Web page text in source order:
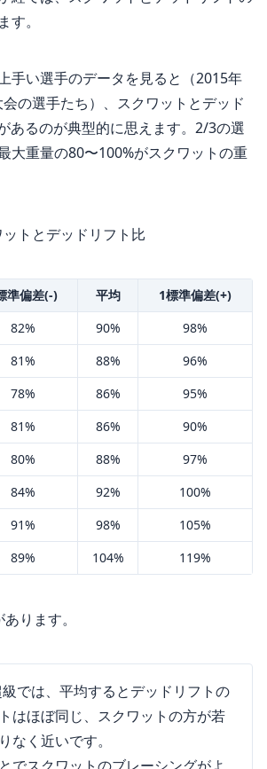
す。
手い選手のデータを見ると（2015年
の選手たち）、スクワットとデッド
あるのが典型的に思えます。2/3の選
大重量の80〜100%がスクワットの重
トとデッドリフト比
準偏差(-) 平均
1標準偏差(+)
82% 90%
98%
81% 88%
96%
78% 86%
95%
81% 86%
90%
80% 88%
97%
84% 92%
100%
91% 98%
105%
89% 104% 119%
ります。
では、平均するとデッドリフトの
はほぼ同じ、スクワットの方が若
なく近いです。